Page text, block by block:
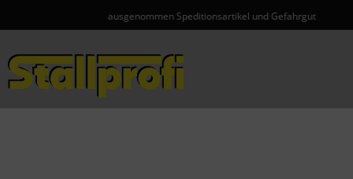
ausgenommen Speditionsartikel und Gefahrgut